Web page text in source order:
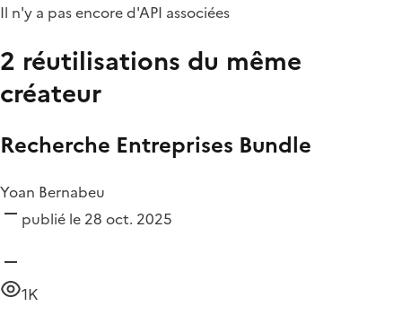
Il n'y a pas encore d'API associées
2 réutilisations du même
créateur
Recherche Entreprises Bundle
Yoan Bernabeu
publié le 28 oct. 2025
1K